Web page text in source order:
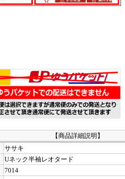
品詳細説明】
ササキ
Uネック半袖レオタード
7014